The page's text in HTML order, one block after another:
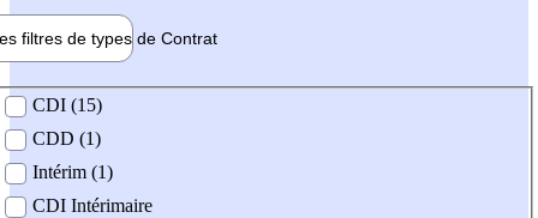
filtres de types de Contrat
contrat
CDI (15)
CDD (1)
Intérim (1)
CDI Intérimaire